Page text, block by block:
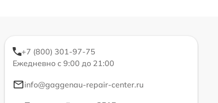
+7 (800) 301-97-75
Ежедневно с 9:00 до 21:00
info@gaggenau-repair-center.ru